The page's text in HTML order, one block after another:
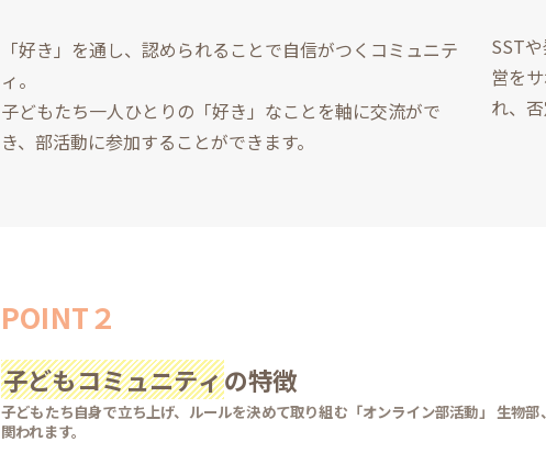
「好き」を通し、認められることで自信がつくコミュニテ
ィ。
子どもたち一人ひとりの「好き」なことを軸に交流がで
き、部活動に参加することができます。
SST
営を
れ、
POINT２
子どもコミュニティの特徴
子どもたち自身で立ち上げ、ルールを決めて取り組む「オンライン部活動」 生物
関われます。